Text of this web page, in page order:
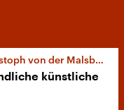
von der Malsburg
künstliche